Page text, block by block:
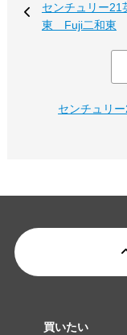
センチュリー
東 Fuji二和東
センチュリ
買いたい